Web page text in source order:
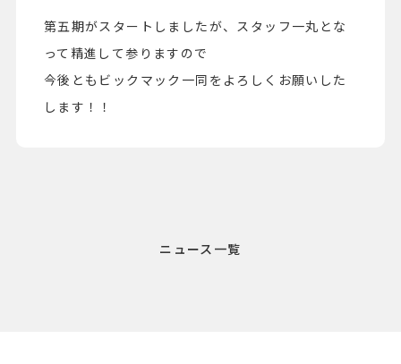
第五期がスタートしましたが、スタッフ一丸とな
って精進して参りますので
今後ともビックマック一同をよろしくお願いした
します！！
ニュース一覧